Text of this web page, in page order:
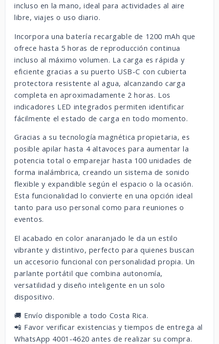
incluso en la mano, ideal para actividades al aire
libre, viajes o uso diario.
Incorpora una batería recargable de 1200 mAh que
ofrece hasta 5 horas de reproducción continua
incluso al máximo volumen. La carga es rápida y
eficiente gracias a su puerto USB-C con cubierta
protectora resistente al agua, alcanzando carga
completa en aproximadamente 2 horas. Los
indicadores LED integrados permiten identificar
fácilmente el estado de carga en todo momento.
Gracias a su tecnología magnética propietaria, es
posible apilar hasta 4 altavoces para aumentar la
potencia total o emparejar hasta 100 unidades de
forma inalámbrica, creando un sistema de sonido
flexible y expandible según el espacio o la ocasión.
Esta funcionalidad lo convierte en una opción ideal
tanto para uso personal como para reuniones o
eventos.
El acabado en color anaranjado le da un estilo
vibrante y distintivo, perfecto para quienes buscan
un accesorio funcional con personalidad propia. Un
parlante portátil que combina autonomía,
versatilidad y diseño inteligente en un solo
dispositivo.
🚚 Envío disponible a todo Costa Rica.
📲 Favor verificar existencias y tiempos de entrega al
WhatsApp 4001-4620 antes de realizar su compra.